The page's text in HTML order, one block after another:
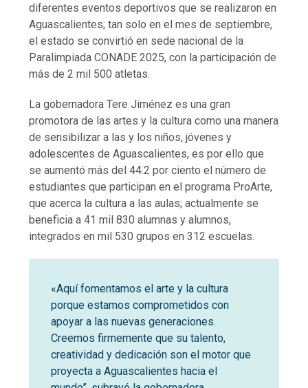
diferentes eventos deportivos que se realizaron en
Aguascalientes; tan solo en el mes de septiembre,
el estado se convirtió en sede nacional de la
Paralimpiada CONADE 2025, con la participación de
más de 2 mil 500 atletas.
La gobernadora Tere Jiménez es una gran
promotora de las artes y la cultura como una manera
de sensibilizar a las y los niños, jóvenes y
adolescentes de Aguascalientes, es por ello que
se aumentó más del 44.2 por ciento el número de
estudiantes que participan en el programa ProArte,
que acerca la cultura a las aulas; actualmente se
beneficia a 41 mil 830 alumnas y alumnos,
integrados en mil 530 grupos en 312 escuelas.
«Aquí fomentamos el arte y la cultura
porque estamos comprometidos con
apoyar a las nuevas generaciones.
Creemos firmemente que su talento,
creatividad y dedicación son el motor que
proyecta a Aguascalientes hacia el